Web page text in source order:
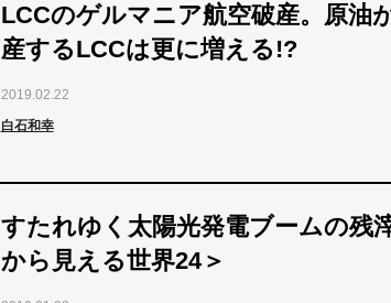
LCCのゲルマニア航空破産。原油
産するLCCは更に増える!?
2019.02.22
白石和幸
すたれゆく太陽光発電ブームの残
から見える世界24＞